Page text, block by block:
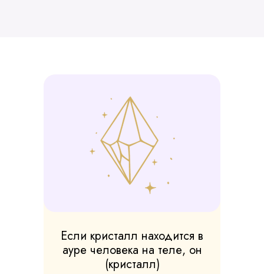
Если кристалл находится в
ауре человека на теле, он
(кристалл)